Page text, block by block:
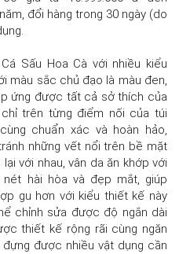
đổi hàng trong 30 ngày (do
Sấu Hoa Cà với nhiều kiểu
màu sắc chủ đạo là màu đen,
ứng được tất cả sở thích của
trên từng điểm nối của túi
chuẩn xác và hoàn hảo,
những vết nổi trên bề mặt
với nhau, vân da ăn khớp với
hài hòa và đẹp mắt, giúp
gu hơn với kiểu thiết kế này
chỉnh sửa được độ ngắn dài
thiết kế rộng rãi cùng ngăn
được nhiều vật dụng cần